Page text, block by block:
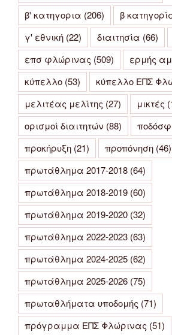
β' κατηγορια (206) β
γ' εθνική (22) διαιτησία (66)
επσ φλώρινας (509) ερμής
κύπελλο (53) κύπελλο ΕΠΣ
μελιτέας μελίτης (27) μικτές
ορισμοί διαιτητών (88)
προκήρυξη (21) προπόνηση (46)
πρωτάθλημα 2017-2018 (64)
πρωτάθλημα 2018-2019 (60)
πρωτάθλημα 2019-2020 (32)
πρωτάθλημα 2022-2023 (63)
πρωτάθλημα 2024-2025 (62)
πρωτάθλημα 2025-2026 (75)
πρωταθλήματα υποδομής (71)
πρόγραμμα ΕΠΣ Φλώρινας (51)